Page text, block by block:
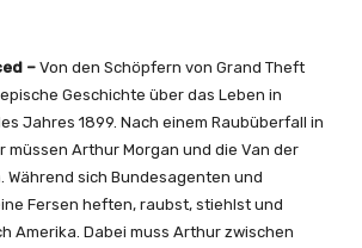
– Von den Schöpfern von Grand Theft
Geschichte über das Leben in
Jahres 1899. Nach einem Raubüberfall in
müssen Arthur Morgan und die Van der
Während sich Bundesagenten und
Fersen heften, raubst, stiehlst und
Amerika. Dabei muss Arthur zwischen